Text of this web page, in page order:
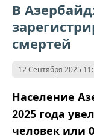
В
смертей
12 Сентября 2025
Население
2025 года
человек или